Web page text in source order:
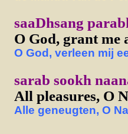
saaDhsang
O God, grant me
O God, verleen mij
sarab sookh
All pleasures, O
Alle geneugten, O